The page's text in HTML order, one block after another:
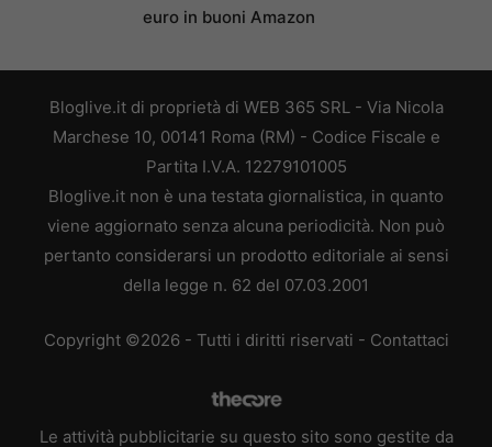
euro in buoni Amazon
Bloglive.it di proprietà di WEB 365 SRL - Via Nicola
Marchese 10, 00141 Roma (RM) - Codice Fiscale e
Partita I.V.A. 12279101005
Bloglive.it non è una testata giornalistica, in quanto
viene aggiornato senza alcuna periodicità. Non può
pertanto considerarsi un prodotto editoriale ai sensi
della legge n. 62 del 07.03.2001
Copyright ©2026 - Tutti i diritti riservati - Contattaci
Le attività pubblicitarie su questo sito sono gestite da